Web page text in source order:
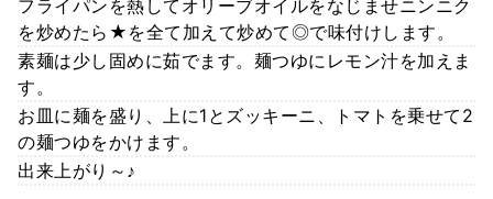
フライパンを熱してオリーブオイルをなじませニンニク
を炒めたら★を全て加えて炒めて◎で味付けします。
素麺は少し固めに茹でます。麺つゆにレモン汁を加えま
す。
お皿に麺を盛り、上に1とズッキーニ、トマトを乗せて2
の麺つゆをかけます。
出来上がり～♪